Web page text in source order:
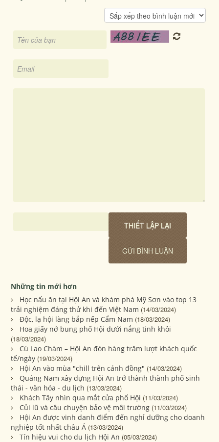
Những tin mới hơn
Học nấu ăn tại Hội An và khám phá Mỹ Sơn vào top 13
trải nghiệm đáng thử khi đến Việt Nam (14/03/2024)
Độc, lạ hội làng bắp nếp Cẩm Nam (18/03/2024)
Hoa giấy nở bung phố Hội dưới nắng tinh khôi
(18/03/2024)
Cù Lao Chàm – Hội An đón hàng trăm lượt khách quốc
tế/ngày (19/03/2024)
Hội An vào mùa "chill trên cánh đồng" (14/03/2024)
Quảng Nam xây dựng Hội An trở thành thành phố sinh
thái - văn hóa - du lịch (13/03/2024)
Khách Tây nhìn qua mắt cửa phố Hội (11/03/2024)
Củi lũ và câu chuyện bảo vệ môi trường (11/03/2024)
Hội An được vinh danh điểm đến nghỉ dưỡng cho doanh
nghiệp tốt nhất châu Á (13/03/2024)
Tín hiệu vui cho du lịch Hội An (05/03/2024)